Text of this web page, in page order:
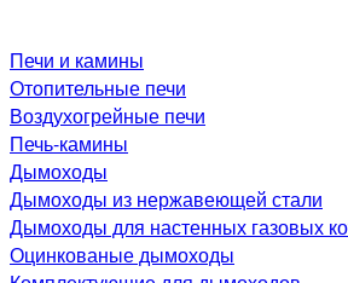
Печи и камины
Отопительные печи
Воздухогрейные печи
Печь-камины
Дымоходы
Дымоходы из нержавеющей стали
Дымоходы для настенных газовых
Оцинкованые дымоходы